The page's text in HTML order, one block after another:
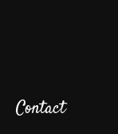
Contact